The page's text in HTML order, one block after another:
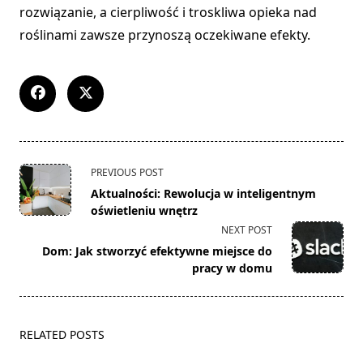
rozwiązanie, a cierpliwość i troskliwa opieka nad
roślinami zawsze przynoszą oczekiwane efekty.
<span
class="nav-
subtitle
reader-
PREVIOUS POST
Aktualności: Rewolucja w inteligentnym
oświetleniu wnętrz
NEXT POST
Dom: Jak stworzyć efektywne miejsce do
pracy w domu
RELATED POSTS